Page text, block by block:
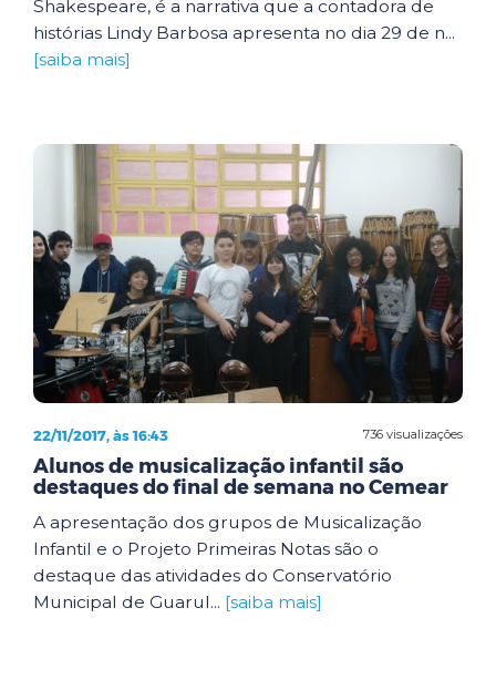
Shakespeare, é a narrativa que a contadora de
histórias Lindy Barbosa apresenta no dia 29 de n...
[saiba mais]
736 visualizações
22/11/2017, às 16:43
Alunos de musicalização infantil são
destaques do final de semana no Cemear
A apresentação dos grupos de Musicalização
Infantil e o Projeto Primeiras Notas são o
destaque das atividades do Conservatório
Municipal de Guarul... [saiba mais]